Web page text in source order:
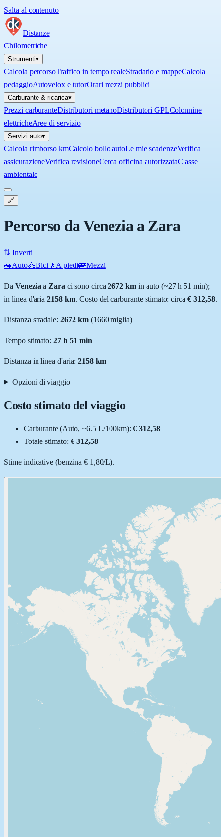
Salta al contenuto
Distanze
Chilometriche
Strumenti▾
Calcola percorsoTraffico in tempo realeStradario e mappeCalcola
pedaggioAutovelox e tutorOrari mezzi pubblici
Carburante & ricarica▾
Prezzi carburanteDistributori metanoDistributori GPLColonnine
elettricheAree di servizio
Servizi auto▾
Calcola rimborso kmCalcolo bollo autoLe mie scadenzeVerifica
assicurazioneVerifica revisioneCerca officina autorizzataClasse
ambientale
🔗
Percorso da Venezia a Zara
⇅ Inverti
🚗Auto🚴Bici 🚶 A piedi🚌Mezzi
Da Venezia a Zara ci sono circa 2672 km in auto (~27 h 51 min);
in linea d'aria2158 km. Costo del carburante stimato: circa € 312,58.
Distanza stradale:2672km (1660miglia)
Tempo stimato:27 h 51 min
Distanza in linea d'aria: 2158km
Opzioni di viaggio
Costo stimato del viaggio
Carburante (Auto, ~6.5 L/100km): € 312,58
Totale stimato:€ 312,58
Stime indicative (benzina € 1,80/L).